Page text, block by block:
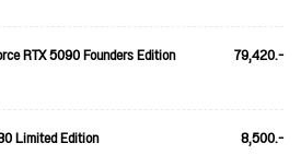
RTX 5090 Founders Edition 79,420.-
Limited Edition 8,500.-